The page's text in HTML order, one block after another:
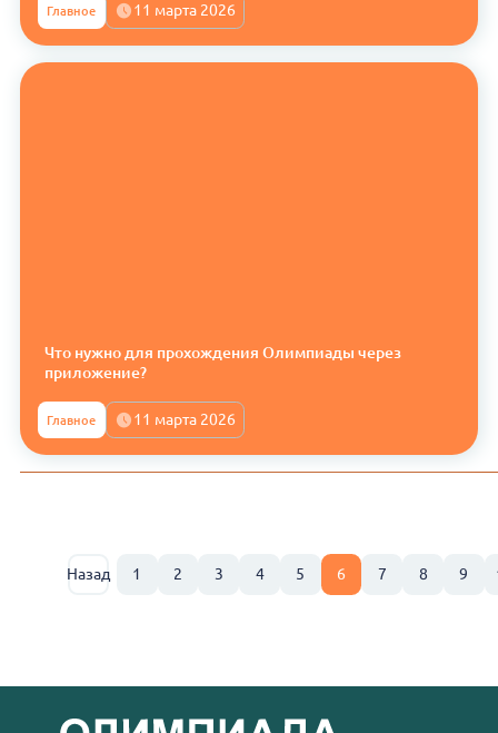
Главное 11 марта 2026
Что нужно для прохождения Олимпиады через
приложение?
Главное 11 марта 2026
Назад 1 2 3 4 5 6 7 8 9